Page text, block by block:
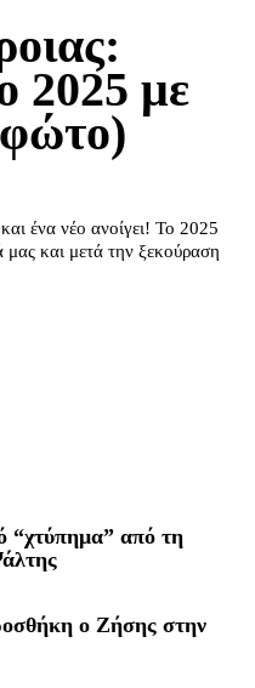
2025 με
ένα νέο ανοίγει! Το 2025
μας και μετά την ξεκούραση
“χτύπημα” από τη
ο Ζήσης στην